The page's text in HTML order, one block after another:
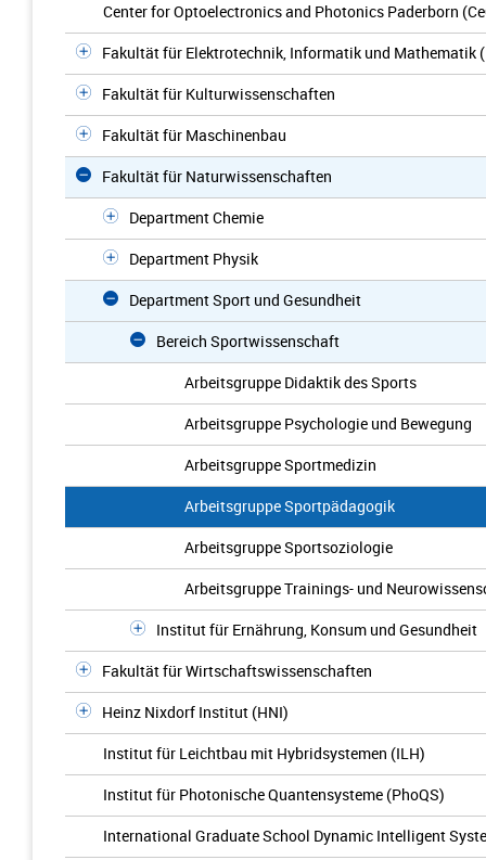
Center for Optoelectronics and Photonics Paderborn
Fakultät für Elektrotechnik, Informatik und Mathematik
Fakultät für Kulturwissenschaften
Fakultät für Maschinenbau
Fakultät für Naturwissenschaften
Department Chemie
Department Physik
Department Sport und Gesundheit
Bereich Sportwissenschaft
Arbeitsgruppe Didaktik des Sports
Arbeitsgruppe Psychologie und Bewegung
Arbeitsgruppe Sportmedizin
Arbeitsgruppe Sportpädagogik
Arbeitsgruppe Sportsoziologie
Arbeitsgruppe Trainings- und
Institut für Ernährung, Konsum und Gesundheit
Fakultät für Wirtschaftswissenschaften
Heinz Nixdorf Institut (HNI)
Institut für Leichtbau mit Hybridsystemen (ILH)
Institut für Photonische Quantensysteme (PhoQS)
International Graduate School Dynamic Intelligent